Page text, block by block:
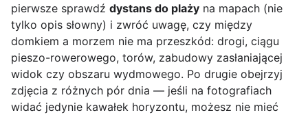
pierwsze sprawdź dystans do plaży na mapach (nie
tylko opis słowny) i zwróć uwagę, czy między
domkiem a morzem nie ma przeszkód: drogi, ciągu
pieszo-rowerowego, torów, zabudowy zasłaniającej
widok czy obszaru wydmowego. Po drugie obejrzyj
zdjęcia z różnych pór dnia — jeśli na fotografiach
widać jedynie kawałek horyzontu, możesz nie mieć